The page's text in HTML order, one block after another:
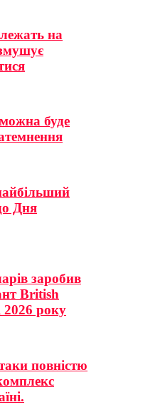
на
буде
Дня
заробив
British
2026 року
повністю